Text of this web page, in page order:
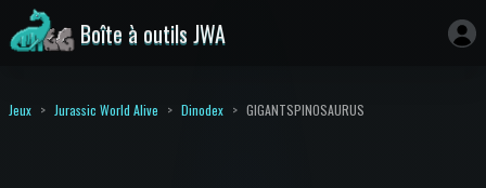
Boîte à outils JWA
Jeux Jurassic World Alive Dinodex GIGANTSPINOSAURUS